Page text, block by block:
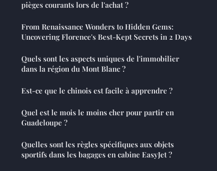
pièges courants lors de l'achat ?
From Renaissance Wonders to Hidden Gems:
Uncovering Florence's Best-Kept Secrets in 2 Days
Quels sont les aspects uniques de l'immobilier
dans la région du Mont Blanc ?
Est-ce que le chinois est facile à apprendre ?
Quel est le mois le moins cher pour partir en
Guadeloupe ?
Quelles sont les règles spécifiques aux objets
sportifs dans les bagages en cabine EasyJet ?